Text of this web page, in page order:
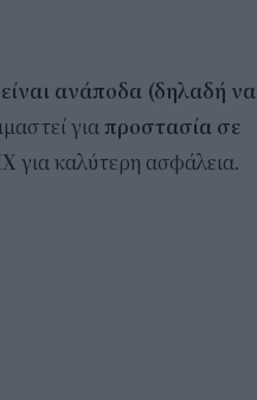
ανάποδα (δηλαδή να
γιαπροστασία σε
για καλύτερη ασφάλεια.